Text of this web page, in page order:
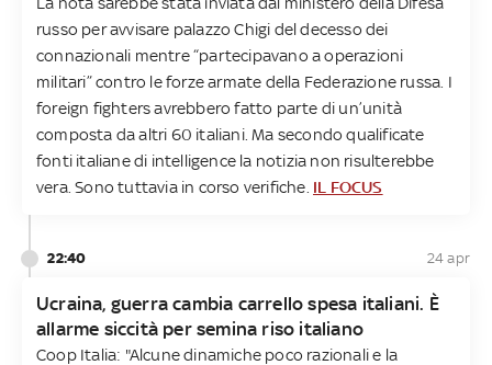
russo per avvisare palazzo Chigi del decesso dei
connazionali mentre “partecipavano a operazioni
militari” contro le forze armate della Federazione russa. I
foreign fighters avrebbero fatto parte di un’unità
composta da altri 60 italiani. Ma secondo qualificate
fonti italiane di intelligence la notizia non risulterebbe
vera. Sono tuttavia in corso verifiche. IL FOCUS
22:40 24 apr
Ucraina, guerra cambia carrello spesa italiani. È
allarme siccità per semina riso italiano
Coop Italia: "Alcune dinamiche poco razionali e la